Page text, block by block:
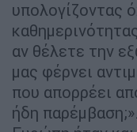
υπολογίζοντας
αν θέλετε την
μας φέρνει
που απορρέει
ήδη